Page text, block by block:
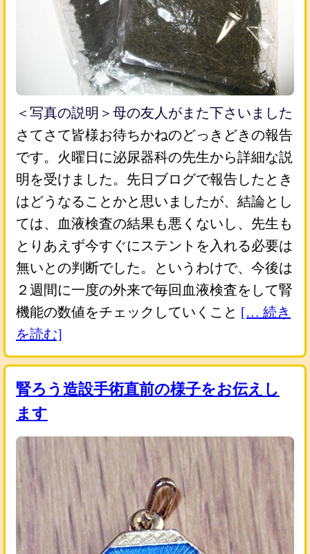
＜写真の説明＞母の友人がまた下さいました
さてさて皆様お待ちかねのどっきどきの報告
です。火曜日に泌尿器科の先生から詳細な説
明を受けました。先日ブログで報告したとき
はどうなることかと思いましたが、結論とし
ては、血液検査の結果も悪くないし、先生も
とりあえず今すぐにステントを入れる必要は
無いとの判断でした。というわけで、今後は
２週間に一度の外来で毎回血液検査をして腎
機能の数値をチェックしていくこと [… 続き
を読む]
腎ろう造設手術直前の様子をお伝えし
ます